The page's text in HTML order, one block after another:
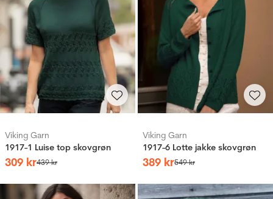
Viking Garn
1917-1 Luise top skovgrøn
309 kr439kr
Viking Garn
1917-6 Lotte jakke skovgrøn
389 kr549kr